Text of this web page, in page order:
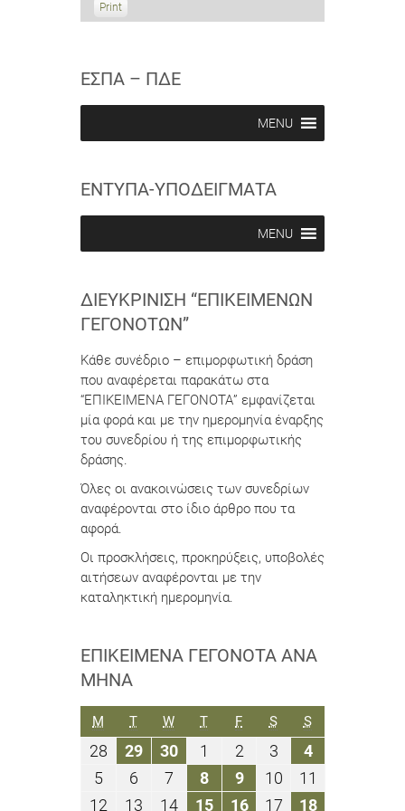
s
e
s
e
Print
i
ΕΣΠΑ – ΠΔΕ
MENU
ΕΝΤΥΠΑ-ΥΠΟΔΕΙΓΜΑΤΑ
MENU
ΔΙΕΥΚΡΊΝΙΣΗ “ΕΠΙΚΕΊΜΕΝΩΝ
ΓΕΓΟΝΌΤΩΝ”
Κάθε συνέδριο – επιμορφωτική δράση
που αναφέρεται παρακάτω στα
“ΕΠΙΚΕΙΜΕΝΑ ΓΕΓΟΝΟΤΑ” εμφανίζεται
μία φορά και με την ημερομηνία έναρξης
του συνεδρίου ή της επιμορφωτικής
δράσης.
Όλες οι ανακοινώσεις των συνεδρίων
αναφέρονται στο ίδιο άρθρο που τα
αφορά.
Οι προσκλήσεις, προκηρύξεις, υποβολές
αιτήσεων αναφέρονται με την
καταληκτική ημερομηνία.
ΕΠΙΚΕΊΜΕΝΑ ΓΕΓΟΝΌΤΑ ΑΝΆ
ΜΉΝΑ
M ΔΕΥΤΈΡΑ
TΤΡΊΤΗ
WΤΕΤΆΡΤΗ
TΠΈΜΠΤΗ
FΠΑΡΑΣΚΕΥΉ
SΣΆΒΒΑΤΟ
SΚΥΡΙΑΚΉ
28
Σεπτεμβρίου
2020
2929
Σεπτεμβρίου
2020
3030
Σεπτεμβρίου
2020
1
Οκτωβρίου
2020
22
Οκτωβρίου
2020
33
Οκτωβρίου
2020
44
Οκτωβρίου
2020
55
Οκτωβρίου
6
Οκτωβρίου
7
Οκτωβρίου
88
Οκτωβρίου
99
Οκτωβρίου
1010
Οκτωβρίου
11
Οκτωβρίου
12 13 1414 1515 1616 1717 1818